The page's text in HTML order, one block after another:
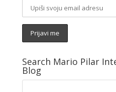
Search Mario Pilar
Blog